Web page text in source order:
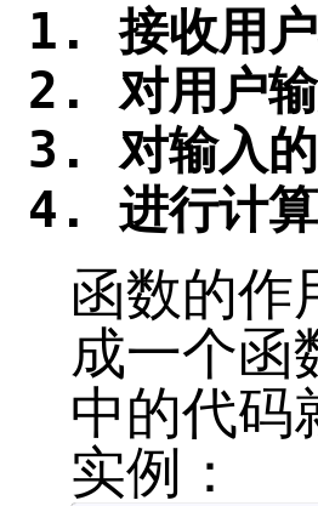
接收用
对用户
对输入
进行计
函数的作
成一个函
中的代码
实例：